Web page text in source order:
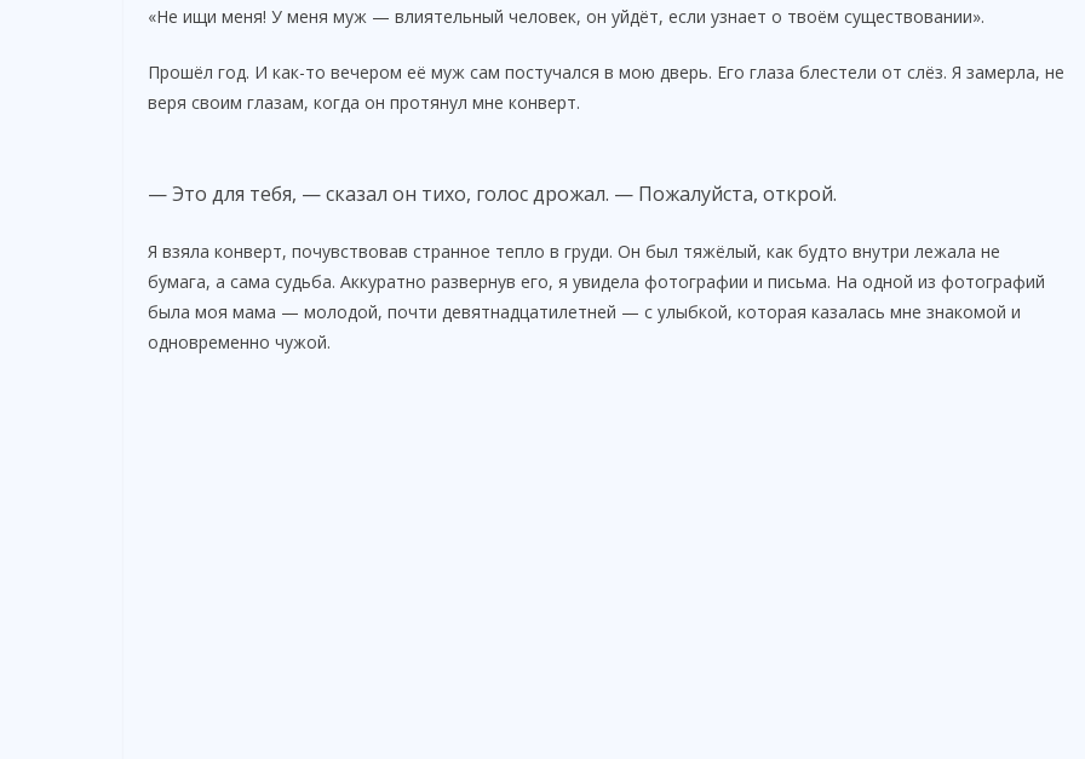
«Не ищи меня! У меня муж — влиятельный человек, он уйдёт, если узнает о твоём существовании».
Прошёл год. И как-то вечером её муж сам постучался в мою дверь. Его глаза блестели от слёз. Я замерла, не
веря своим глазам, когда он протянул мне конверт.
— Это для тебя, — сказал он тихо, голос дрожал. — Пожалуйста, открой.
Я взяла конверт, почувствовав странное тепло в груди. Он был тяжёлый, как будто внутри лежала не
бумага, а сама судьба. Аккуратно развернув его, я увидела фотографии и письма. На одной из фотографий
была моя мама — молодой, почти девятнадцатилетней — с улыбкой, которая казалась мне знакомой и
одновременно чужой.